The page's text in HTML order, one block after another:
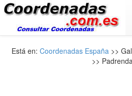
Está en: Coordenadas España >>
>>